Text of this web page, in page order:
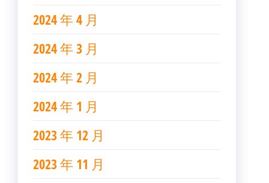
2024 年 4 月
2024 年 3 月
2024 年 2 月
2024 年 1 月
2023 年 12 月
2023 年 11 月